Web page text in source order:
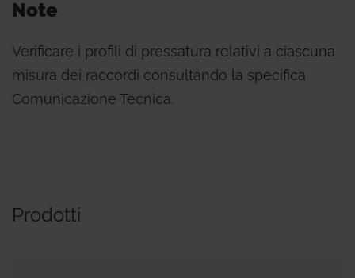
Note
Verificare i profili di pressatura relativi a ciascuna
misura dei raccordi consultando la specifica
Comunicazione Tecnica.
Prodotti